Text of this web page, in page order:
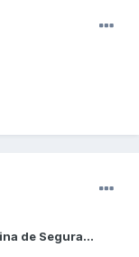
de Segura...